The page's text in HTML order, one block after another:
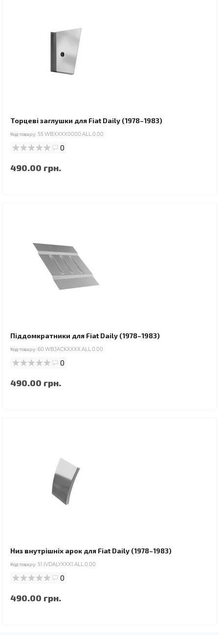
Торцеві заглушки для Fiat Daily (1978–1983)
Код товару: 55.WBXXXX0000.ALL.0.00
0
490.00 грн.
Піддомкратники для Fiat Daily (1978–1983)
Код товару: 60.WBJACKXXXX.ALL.0.00
0
490.00 грн.
Низ внутрішніх арок для Fiat Daily (1978–1983)
Код товару: 51.IVDALYXXX1.ALL.0.00
0
490.00 грн.